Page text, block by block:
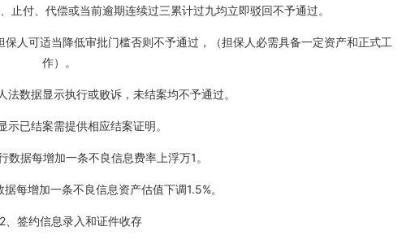
止付、代偿或当前逾期连续过三累计过九均立即驳回不予通过。
人可适当降低审批门槛否则不予通过，（担保人必需具备一定资产和正式工
作）。
法数据显示执行或败诉，未结案均不予通过。
示已结案需提供相应结案证明。
数据每增加一条不良信息费率上浮万1。
每增加一条不良信息资产估值下调1.5%。
2、签约信息录入和证件收存